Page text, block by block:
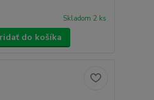
Skladom 2 ks
do košíka